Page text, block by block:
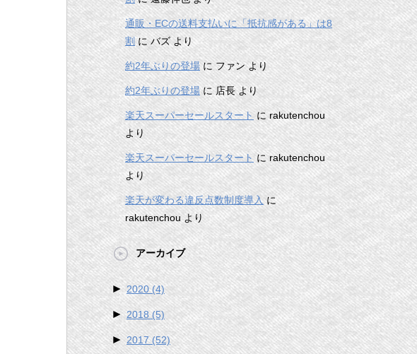
通販・ECの送料支払いに「抵抗感がある」は8
割にバズより
約2年ぶりの登場に ファンより
約2年ぶりの登場に 店長より
楽天スーパーセールスタート にrakutenchou
より
楽天スーパーセールスタート に rakutenchou
より
楽天が変わる違反点数制度導入に
rakutenchou より
アーカイブ
► 2020(4)
► 2018 (5)
► 2017 (52)